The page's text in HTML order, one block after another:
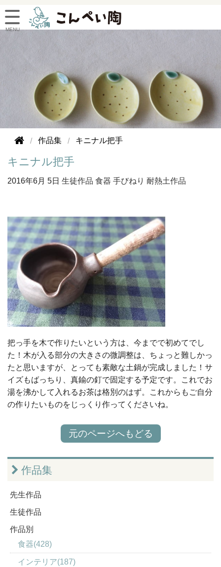
作品集 キニナル把手
キニナル把手
2016年6月 5日 生徒作品 食器 手びねり 耐熱土作品
把っ手を木で作りたいという方は、今までで初めてでし
た！木が入る部分の大きさの微調整は、ちょっと難しかっ
たと思いますが、とっても素敵な土鍋が完成しました！サ
イズもばっちり、真鍮の釘で固定する予定です。これでお
湯を沸かして入れるお茶は格別のはず。これからもご自分
の作りたいものをじっくり作ってくださいね。
元のページへもどる
作品集
先生作品
生徒作品
作品別
食器(428)
インテリア(187)